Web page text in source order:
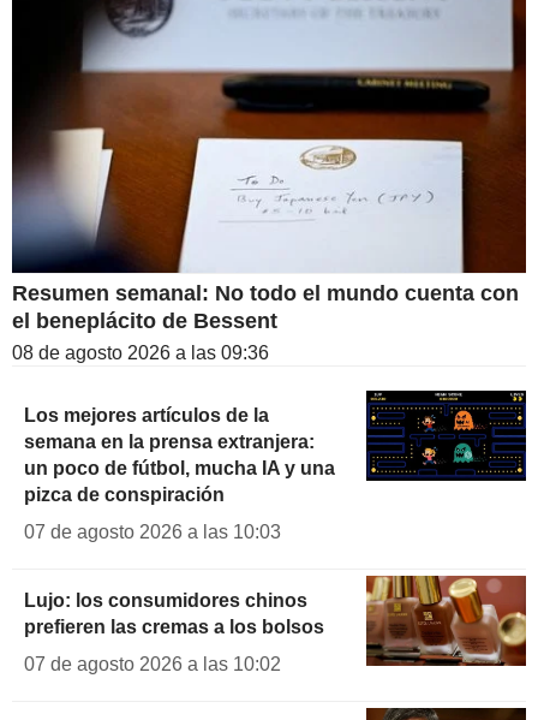
Resumen semanal: No todo el mundo cuenta con
el beneplácito de Bessent
08 de agosto 2026 a las 09:36
Los mejores artículos de la
semana en la prensa extranjera:
un poco de fútbol, mucha IA y una
pizca de conspiración
07 de agosto 2026 a las 10:03
Lujo: los consumidores chinos
prefieren las cremas a los bolsos
07 de agosto 2026 a las 10:02